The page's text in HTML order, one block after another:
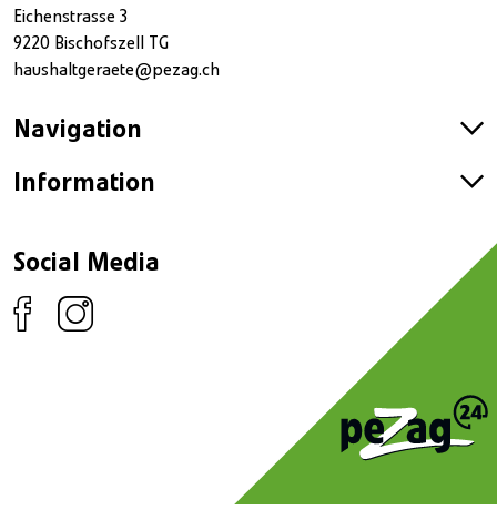
Eichenstrasse 3
9220 Bischofszell TG
haushaltgeraete@pezag.ch
Navigation
Information
Social Media